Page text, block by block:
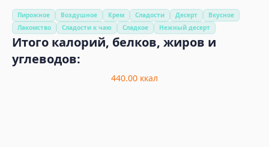
Пирожное Воздушное Крем Сладости Десерт
Вкусное
Лакомство
Сладости к чаю Сладкое Нежный десерт
Итого калорий, белков, жиров и
углеводов:
440.00 ккал